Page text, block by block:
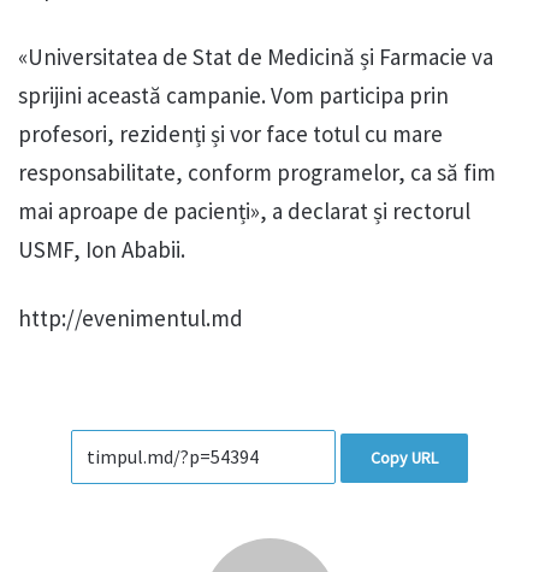
«Universitatea de Stat de Medicină și Farmacie va
sprijini această campanie. Vom participa prin
profesori, rezidenți și vor face totul cu mare
responsabilitate, conform programelor, ca să fim
mai aproape de pacienți», a declarat și rectorul
USMF, Ion Ababii.
http://evenimentul.md
Copy URL